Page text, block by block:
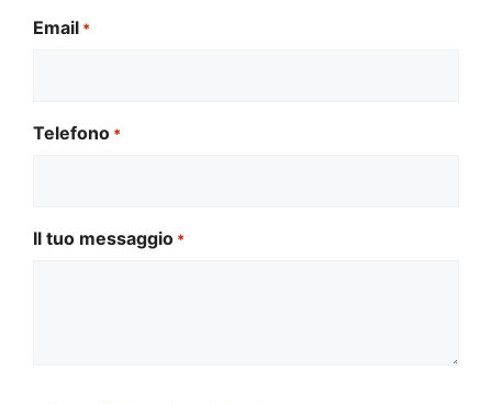
Email *
Telefono *
Il tuo messaggio *